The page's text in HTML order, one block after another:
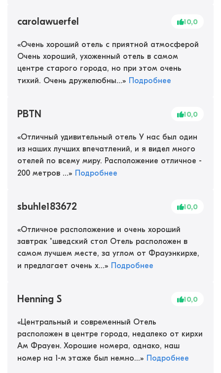
carolawuerfel 10,0
«Очень хороший отель с приятной атмосферой
Очень хороший, ухоженный отель в самом
центре старого города, но при этом очень
тихий. Очень дружелюбны...» Подробнее
PBTN 10,0
«Отличный удивительный отель У нас был один
из наших лучших впечатлений, и я видел много
отелей по всему миру. Расположение отличное -
200 метров ...» Подробнее
sbuhle183672 10,0
«Отличное расположение и очень хороший
завтрак "шведский стол Отель расположен в
самом лучшем месте, за углом от Фрауэнкирхе,
и предлагает очень х...» Подробнее
Henning S 10,0
«Центральный и современный Отель
расположен в центре города, недалеко от кирхи
Ам Фрауен. Хорошие номера, однако, наш
номер на 1-м этаже был немно...» Подробнее